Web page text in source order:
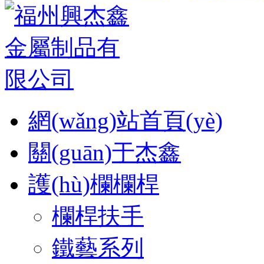
網(wǎng)站首頁(yè)
關(guān)于杰鑫
護(hù)欄欄桿
欄桿扶手
鐵藝系列